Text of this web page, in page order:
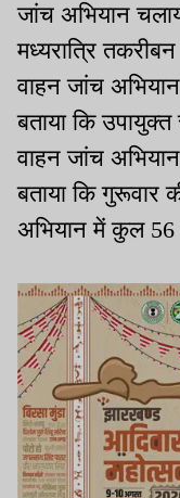
जांच अभियान
मध्‍यरात्रि
वाहन जांच
बताया कि
वाहन जांच
बताया कि गुरूवार
अभियान में कुल 56